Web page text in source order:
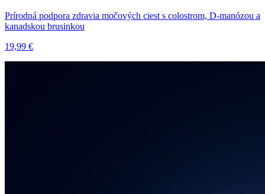
Prírodná podpora zdravia močových ciest s colostrom, D-manózou a
kanadskou brusinkou
19,99 €